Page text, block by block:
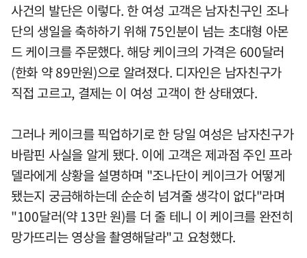
사건의 발단은 이렇다. 한 여성 고객은 남자친구인 조나
단의 생일을 축하하기 위해 75인분이 넘는 초대형 아몬
드 케이크를 주문했다. 해당 케이크의 가격은 600달러
(한화 약 89만원)으로 알려졌다. 디자인은 남자친구가
직접 고르고, 결제는 이 여성 고객이 한 상태였다.
그러나 케이크를 픽업하기로 한 당일 여성은 남자친구가
바람핀 사실을 알게 됐다. 이에 고객은 제과점 주인 프라
델라에게 상황을 설명하며 "조나단이 케이크가 어떻게
됐는지 궁금해하는데 순순히 넘겨줄 생각이 없다"라며
"100달러(약 13만 원)를 더 줄 테니 이 케이크를 완전히
망가뜨리는 영상을 촬영해달라"고 요청했다.